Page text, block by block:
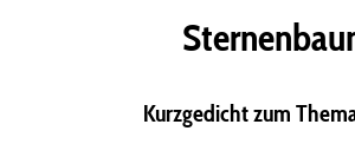
Kurzgedicht zum